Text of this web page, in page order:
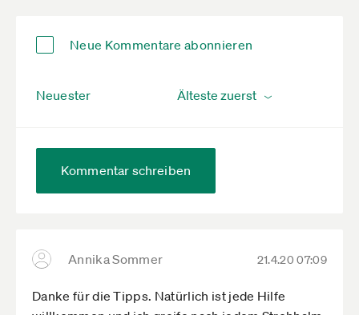
Neue Kommentare abonnieren
Neuester
Kommentar schreiben
Annika Sommer 21.4.20 07:09
Danke für die Tipps. Natürlich ist jede Hilfe